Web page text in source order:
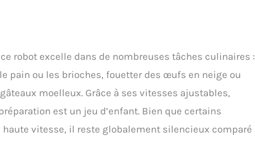
robot excelle dans de nombreuses tâches culinaires :
pain ou les brioches, fouetter des œufs en neige ou
moelleux. Grâce à ses vitesses ajustables,
est un jeu d’enfant. Bien que certains
vitesse, il reste globalement silencieux comparé